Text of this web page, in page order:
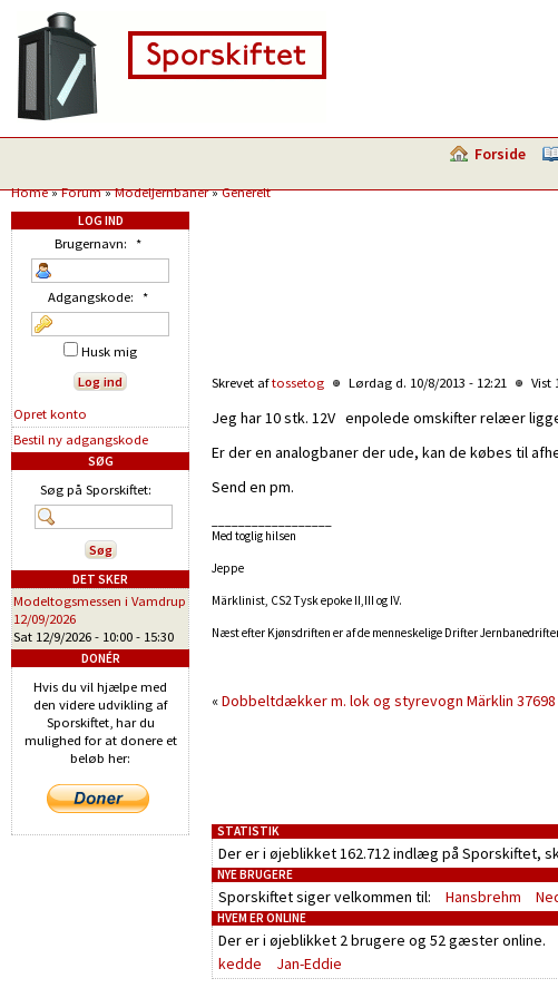
Forside
Home»Forum»Modeljernbaner»Generelt
Skrevet aftossetog Lørdag d. 10/8/2013 - 12:21 Vist
Jeg har 10 stk. 12V enpolede omskifter relæer
Er der en analogbaner der ude, kan de købes til
Send en pm.
Med toglig hilsen
Jeppe
Märklinist, CS2 Tysk epoke II,III og IV.
Næst efter Kjønsdriften er af de menneskelige Drifter
«Dobbeltdækker m. lok og styrevogn Märklin 37698
STATISTIK
Der er i øjeblikket 162.712 indlæg på Sporskiftet,
NYE BRUGERE
Sporskiftet siger velkommen til: Hansbrehm
HVEM ER ONLINE
Der er i øjeblikket 2 brugere og 52 gæsteronline.
kedde
Jan-Eddie
LOG IND
Brugernavn: *
Adgangskode: *
Husk mig
Opret konto
Bestil ny adgangskode
SØG
Søg på Sporskiftet:
DET SKER
Modeltogsmessen i Vamdrup
12/09/2026
Sat 12/9/2026 - 10:00 - 15:30
DONÉR
Hvis du vil hjælpe med
den videre udvikling af
Sporskiftet, har du
mulighed for at donere et
beløb her: